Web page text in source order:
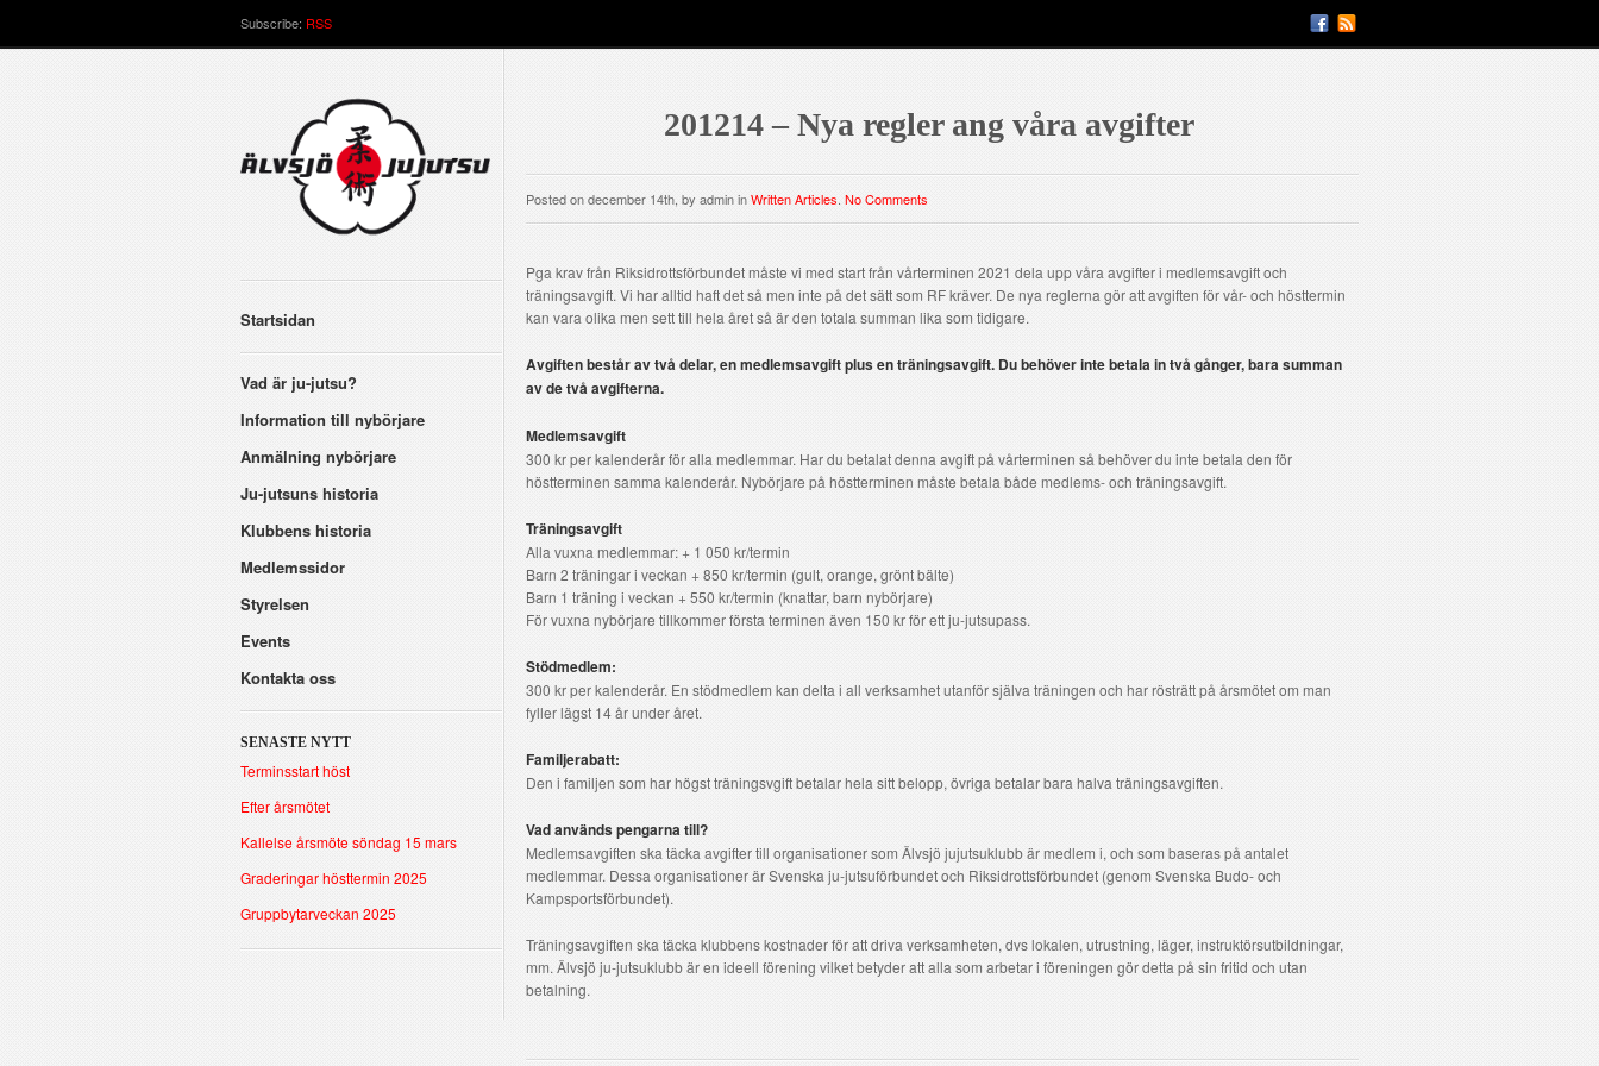
Subscribe: RSS
Startsidan
Vad är ju-jutsu?
Information till nybörjare
Anmälning nybörjare
Ju-jutsuns historia
Klubbens historia
Medlemssidor
Styrelsen
Events
Kontakta oss
SENASTE NYTT
Terminsstart höst
Efter årsmötet
Kallelse årsmöte söndag 15 mars
Graderingar hösttermin 2025
Gruppbytarveckan 2025
201214 – Nya regler ang våra avgifter
Posted on december 14th, by admin inWritten Articles No Comments
Pga krav från Riksidrottsförbundet måste vi med start från vårterminen 2021 dela upp våra avgifter i medlemsavgift och
träningsavgift. Vi har alltid haft det så men inte på det sätt som RF kräver. De nya reglerna gör att avgiften för vår- och hösttermin
kan vara olika men sett till hela året så är den totala summan lika som tidigare.
Avgiften består av två delar, en medlemsavgift plus en träningsavgift. Du behöver inte betala in två gånger, bara summan
av de två avgifterna.
Medlemsavgift
300 kr per kalenderår för alla medlemmar. Har du betalat denna avgift på vårterminen så behöver du inte betala den för
höstterminen samma kalenderår. Nybörjare på höstterminen måste betala både medlems- och träningsavgift.
Träningsavgift
Alla vuxna medlemmar: + 1 050 kr/termin
Barn 2 träningar i veckan + 850 kr/termin (gult, orange, grönt bälte)
Barn 1 träning i veckan + 550 kr/termin (knattar, barn nybörjare)
För vuxna nybörjare tillkommer första terminen även 150 kr för ett ju-jutsupass.
Stödmedlem:
300 kr per kalenderår. En stödmedlem kan delta i all verksamhet utanför själva träningen och har rösträtt på årsmötet om man
fyller lägst 14 år under året.
Familjerabatt:
Den i familjen som har högst träningsvgift betalar hela sitt belopp, övriga betalar bara halva träningsavgiften.
Vad används pengarna till?
Medlemsavgiften ska täcka avgifter till organisationer som Älvsjö jujutsuklubb är medlem i, och som baseras på antalet
medlemmar. Dessa organisationer är Svenska ju-jutsuförbundet och Riksidrottsförbundet (genom Svenska Budo- och
Kampsportsförbundet).
Träningsavgiften ska täcka klubbens kostnader för att driva verksamheten, dvs lokalen, utrustning, läger, instruktörsutbildningar,
mm. Älvsjö ju-jutsuklubb är en ideell förening vilket betyder att alla som arbetar i föreningen gör detta på sin fritid och utan
betalning.